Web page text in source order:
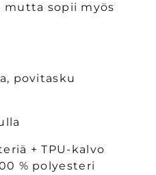
sopii myös
povitasku
+ TPU-kalvo
% polyesteri